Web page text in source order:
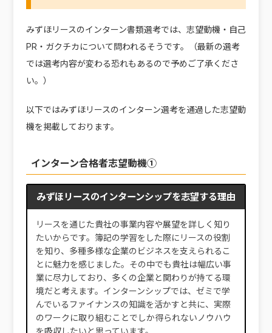
みずほリースのインターン書類選考では、志望動機・自己
PR・ガクチカについて問われるそうです。（最新の選考
では選考内容が変わる恐れもあるので予めご了承くださ
い。）
以下ではみずほリースのインターン選考を通過した志望動
機を掲載しております。
インターン合格者志望動機①
みずほリースのインターンシップを志望する理由
リースを通じた貴社の事業内容や展望を詳しく知り
たいからです。簿記の学習をした際にリースの役割
を知り、多種多様な企業のビジネスを支えられるこ
とに魅力を感じました。その中でも貴社は幅広い事
業に尽力しており、多くの企業と関わりが持てる環
境だと考えます。インターンシップでは、ゼミで学
んでいるファイナンスの知識を活かすと共に、実際
のワークに取り組むことでしか得られないノウハウ
を吸収したいと思っています。